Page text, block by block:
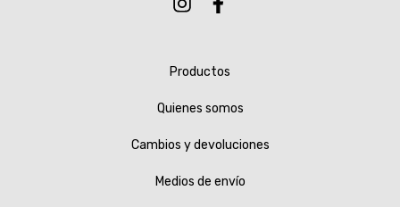
Productos
Quienes somos
Cambios y devoluciones
Medios de envío